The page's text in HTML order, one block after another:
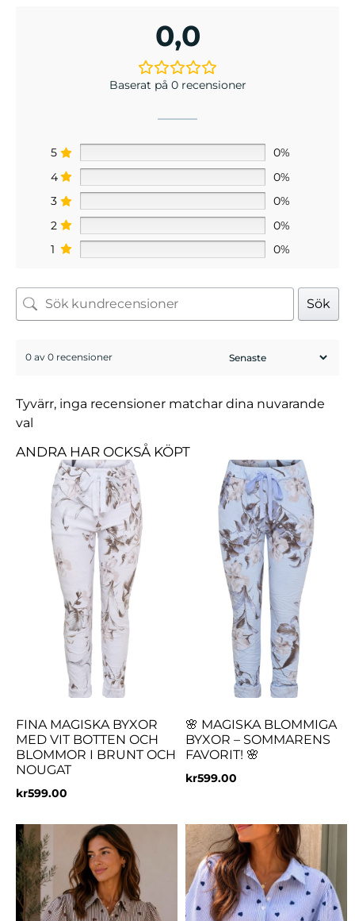
0,0
Baserat på 0 recensioner
5
0%
4
0%
3
0%
2
0%
1
0%
Sök
0 av 0 recensioner
Tyvärr, inga recensioner matchar dina nuvarande
val
ANDRA HAR OCKSÅ KÖPT
FINA MAGISKA BYXOR
MED VIT BOTTEN OCH
BLOMMOR I BRUNT OCH
NOUGAT
kr599.00
🌸 MAGISKA BLOMMIGA
BYXOR – SOMMARENS
FAVORIT! 🌸
kr599.00